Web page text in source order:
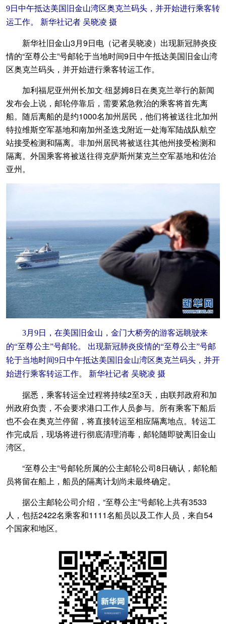
9日中午抵达美国旧金山湾区奥克兰码头，并开始进行乘客转
运工作。 新华社记者 吴晓凌 摄
新华社旧金山3月9日电（记者吴晓凌）出现新冠肺炎疫
情的“至尊公主”号邮轮于当地时间9日中午抵达美国旧金山湾
区奥克兰码头，并开始进行乘客转运工作。
加利福尼亚州州长加文·纽瑟姆8日在奥克兰举行的新闻
发布会上说，邮轮停靠后，需要紧急救治的乘客将首先离
船。随后离船的是约1000名加州居民，他们将被送往北加州
特拉维斯空军基地和南加州圣迭戈附近一处海军陆战队航空
站接受检测和隔离。非加州居民将被送往其他州接受检测和
隔离。外国乘客将被送往得克萨斯州莱克兰空军基地和佐治
亚州。
3月9日，在美国旧金山，金门大桥旁的游客远眺驶来
的“至尊公主”号邮轮。 出现新冠肺炎疫情的“至尊公主”号邮
轮于当地时间9日中午抵达美国旧金山湾区奥克兰码头，并开
始进行乘客转运工作。 新华社记者 吴晓凌 摄
据悉，乘客转运全过程将持续2至3天，由联邦政府和加
州政府负责，不会要求港口工作人员参与。所有乘客下船后
也不会在奥克兰停留，将直接转运至相应隔离地点。转运工
作完成后，现场将进行彻底清理消毒，邮轮随即驶离旧金山
湾区。
“至尊公主”号邮轮所属的公主邮轮公司8日确认，邮轮船
员将留在船上，船员的隔离计划尚未最终确定。
据公主邮轮公司介绍，“至尊公主”号邮轮上共有3533
人，包括2422名乘客和1111名船员以及工作人员，来自54
个国家和地区。